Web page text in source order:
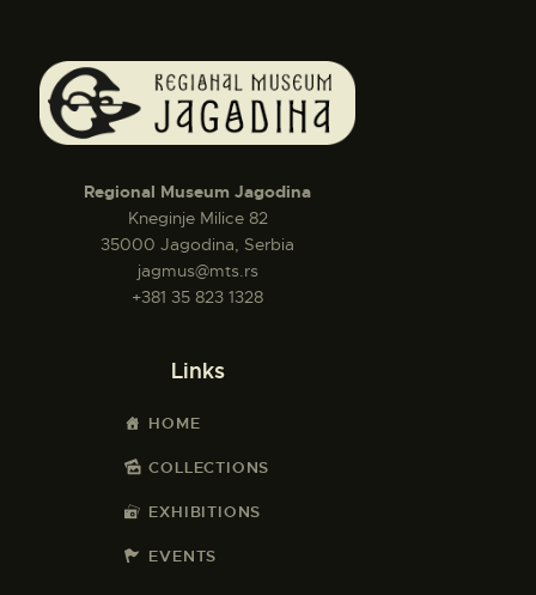
Regional Museum Jagodina
Kneginje Milice 82
35000 Jagodina, Serbia
jagmus@mts.rs
+381 35 823 1328
Links
HOME
COLLECTIONS
EXHIBITIONS
EVENTS